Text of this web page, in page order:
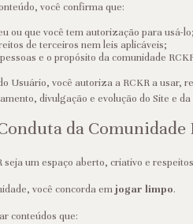
você confirma que:
ou que você tem autorização para usá-lo;
de terceiros nem leis aplicáveis;
e o propósito da comunidade
Usuário, você autoriza a RCKR a
divulgação e evolução do Site e da
da Comunidade
seja um espaço aberto, criativo e
você concorda emjogar limpo.
conteúdos que: